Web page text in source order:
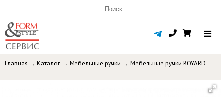
Главная → Каталог → Мебельные ручки → Мебельные ручки BOYARD